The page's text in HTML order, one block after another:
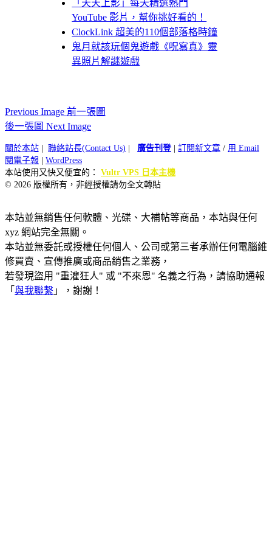
「天天上影」每天精選熱門
YouTube 影片，幫你挑好看的！
ClockLink 超美的110個部落格時鐘
鬼月就該玩個鬼遊戲《呪寫真》靈
異照片解謎遊戲
Previous Image 前一張圖
後一張圖 Next Image
關於本站 聯絡站長(Contact Us) 廣告刊登| 訂閱新文章 / 用 Email
閱電子報
WordPress
本站使用又快又便宜的： Vultr VPS 日本主機
© 2026 版權所有，非經授權請勿全文轉貼
本站並無銷售任何軟體、光碟、大補帖等商品，本站與任何
xyz 網站完全無關。
本站並無委託或授權任何個人、公司或第三者承辦任何電腦維
修買賣、宣傳推廣或商品銷售之業務，
若發現盜用 "重灌狂人" 或 "不來恩" 名義之行為，請協助通報
「 與我聯繫 」，謝謝！